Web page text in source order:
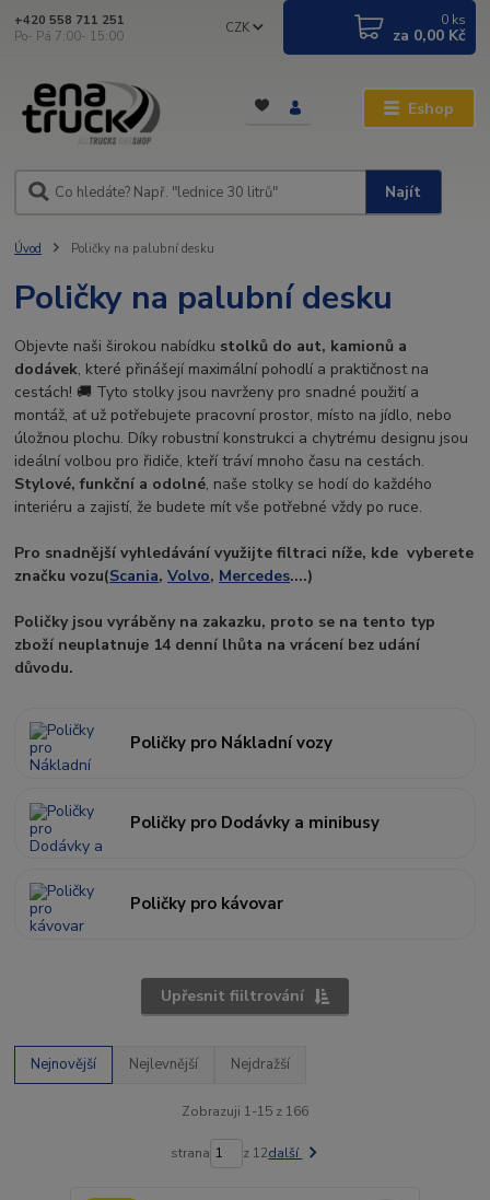
Eshop
CZK
Najít
+420 558 711 251
Po- Pá 7:00- 15:00
0 ks
za 0,00 Kč
Úvod Poličky na palubní desku
Poličky na palubní desku
Objevte naši širokou nabídku stolků do aut, kamionů a
dodávek, které přinášejí maximální pohodlí a praktičnost na
cestách! 🚚 Tyto stolky jsou navrženy pro snadné použití a
montáž, ať už potřebujete pracovní prostor, místo na jídlo, nebo
úložnou plochu. Díky robustní konstrukci a chytrému designu jsou
ideální volbou pro řidiče, kteří tráví mnoho času na cestách.
Stylové, funkční a odolné, naše stolky se hodí do každého
interiéru a zajistí, že budete mít vše potřebné vždy po ruce.
Pro snadnější vyhledávání využijte filtraci níže, kde vyberete
značku vozu(Scania,Volvo, Mercedes....)
Poličky jsou vyráběny na zakazku, proto se na tento typ
zboží neuplatnuje 14 denní lhůta na vrácení bez udání
důvodu.
Poličky pro Nákladní vozy
Poličky pro Dodávky a minibusy
Poličky pro kávovar
Upřesnit fiiltrování
Nejnovější Nejlevnější Nejdražší
Zobrazuji 1-15 z 166
strana z 12další